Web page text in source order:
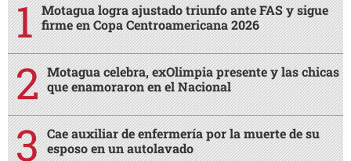
Motagua logra ajustado triunfo ante FAS y sigue
firme en Copa Centroamericana 2026
Motagua celebra, exOlimpia presente y las chicas
que enamoraron en el Nacional
Cae auxiliar de enfermería por la muerte de su
esposo en un autolavado